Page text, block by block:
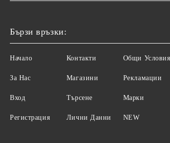
Бързи връзки:
Начало
За Нас
Вход
Регистрация
Контакти
Магазини
Търсене
Лични Данни
Общи Условия
Рекламации
Марки
NEW